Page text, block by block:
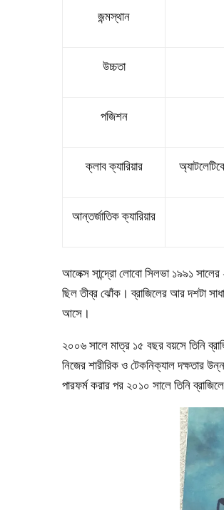
জন্মস্থান
উচ্চতা
পজিশন
ক্লাব ক্যারিয়ার
আন্তর্জাতিক ক্যারিয়ার
আলেক্স সান্দ্রো লোবো সিলভা ১৯৯১
ছিল তীব্র ঝোঁক। ব্রাজিলের আর দশটা
আসে।
২০০৬ সালে মাত্র ১৫ বছর বয়সে তিনি
নিজের শারীরিক ও টেকনিক্যাল দক্ষতার
পারফর্ম করার পর ২০১০ সালে তিনি